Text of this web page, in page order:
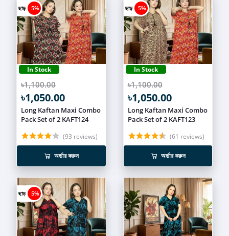
ছাড় 5%
In Stock
৳1,100.00
৳1,050.00
Long Kaftan Maxi Combo
Pack Set of 2 KAFT124
(93 reviews)
অর্ডার করুন
ছাড় 5%
In Stock
৳1,100.00
৳1,050.00
Long Kaftan Maxi Combo
Pack Set of 2 KAFT123
(61 reviews)
অর্ডার করুন
ছাড় 5%